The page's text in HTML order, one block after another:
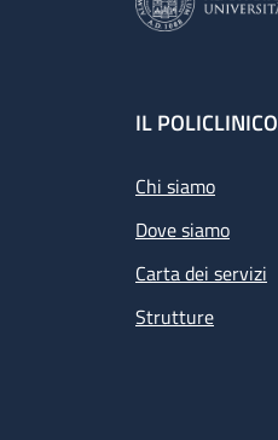
Footer
IL POLICLINICO
Chi siamo
Dove siamo
Carta dei servizi
Strutture